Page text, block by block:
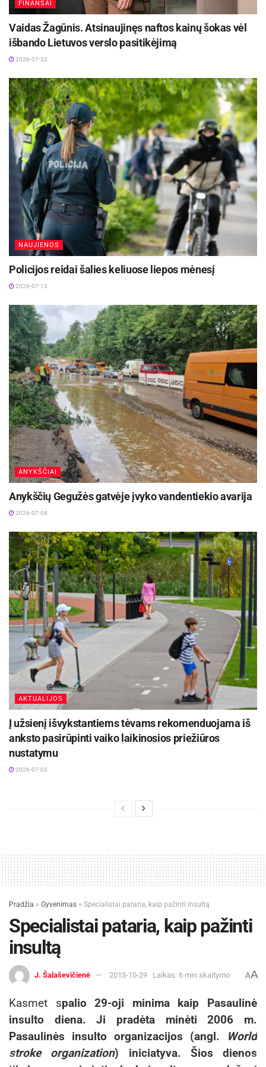
procedūrą Seime, Seimo nutarimu pavedant patį
tyrimą atlikti Seimo Antikorupcijos komisijai arba
specialiai parlamentinei komisijai.
FINANSAI
Vaidas Žagūnis. Atsinaujinęs naftos kainų šokas vėl
išbando Lietuvos verslo pasitikėjimą
2026-07-22
NAUJIENOS
Policijos reidai šalies keliuose liepos mėnesį
2026-07-13
ANYKŠČIAI
Anykščių Gegužės gatvėje įvyko vandentiekio avarija
2026-07-08
AKTUALIJOS
Į užsienį išvykstantiems tėvams rekomenduojama iš
anksto pasirūpinti vaiko laikinosios priežiūros
nustatymu
2026-07-03
Pradžia » Gyvenimas » Specialistai pataria, kaip pažinti insultą
Specialistai pataria, kaip pažinti
insultą
J. Šalaševičienė 2015-10-29 Laikas: 6 min skaitymo AA
Kasmet spalio 29-oji minima kaip Pasaulinė
insulto diena. Ji pradėta minėti 2006 m.
Pasaulinės insulto organizacijos (angl.
World
stroke organization) iniciatyva. Šios dienos